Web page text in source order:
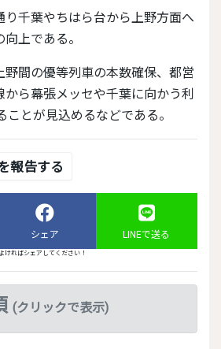
上である。
ら幕張メッセや千葉に向かう利
ことが見込めるなどである。
報告する
シェア LINEで送る
ければシェアしてください！
(クリックで表示)